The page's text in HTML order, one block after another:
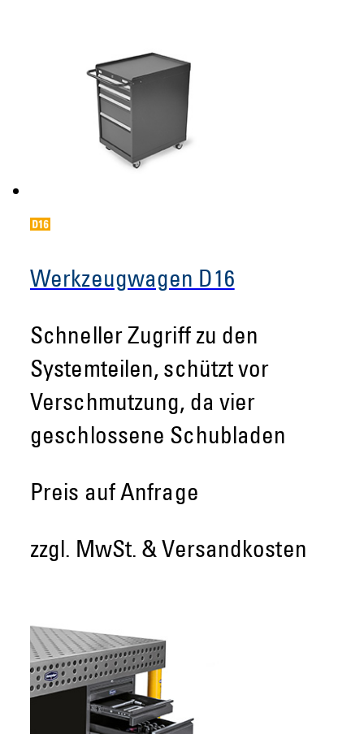
Werkzeugwagen D16
Schneller Zugriff zu den
Systemteilen, schützt vor
Verschmutzung, da vier
geschlossene Schubladen
Preis auf Anfrage
zzgl. MwSt. & Versandkosten